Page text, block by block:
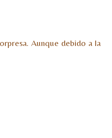
Aunque debido a la